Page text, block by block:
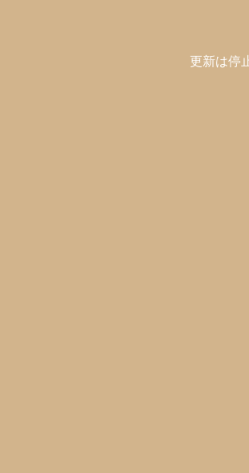
更新は停